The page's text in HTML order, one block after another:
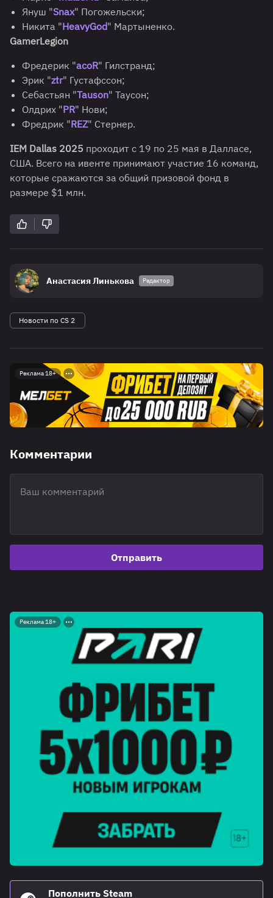
Януш "Snax" Погожельски;
Никита "HeavyGod" Мартыненко.
GamerLegion
Фредерик "acoR" Гилстранд;
Эрик "ztr" Густафссон;
Себастьян "Tauson" Таусон;
Олдрих "PR" Нови;
Фредрик "REZ" Стернер.
IEM Dallas 2025 проходит с 19 по 25 мая в Далласе,
США. Всего на ивенте принимают участие 16 команд,
которые сражаются за общий призовой фонд в
размере $1 млн.
Анастасия Линькова Редактор
Новости по CS 2
Реклама 18+
Комментарии
Отправить
Реклама 18+
Пополнить Steam